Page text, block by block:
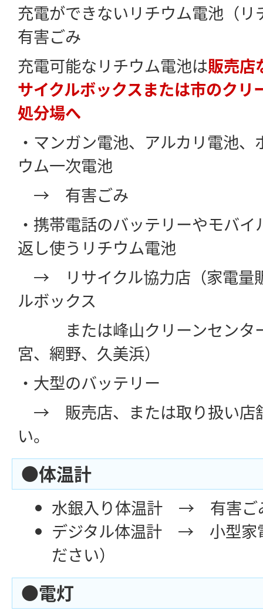
充電ができないリチウム電池（
有害ごみ
充電可能なリチウム電池は販売店
サイクルボックスまたは市のクリ
処分場へ
・マンガン電池、アルカリ電池
ウム一次電池
→ 有害ごみ
・携帯電話のバッテリーやモバ
返し使うリチウム電池
→ リサイクル協力店（家電量
ルボックス
または峰山クリーンセンタ
宮、網野、久美浜）
・大型のバッテリー
→ 販売店、または取り扱い店
い。
●体温計
水銀入り体温計 → 有害ご
デジタル体温計 → 小型家
ださい）
●電灯